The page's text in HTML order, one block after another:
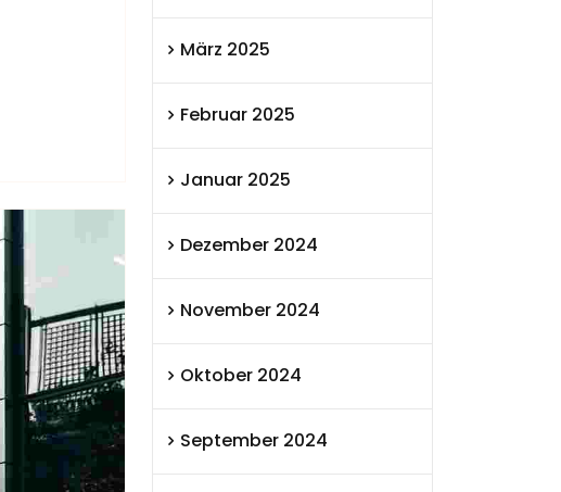
März 2025
Februar 2025
Januar 2025
Dezember 2024
November 2024
Oktober 2024
September 2024